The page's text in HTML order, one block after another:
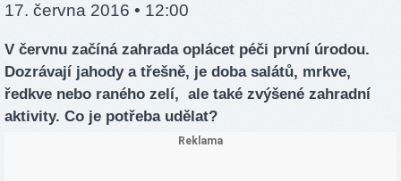
17. června 2016 • 12:00
V červnu začíná zahrada oplácet péči první úrodou.
Dozrávají jahody a třešně, je doba salátů, mrkve,
ředkve nebo raného zelí, ale také zvýšené zahradní
aktivity. Co je potřeba udělat?